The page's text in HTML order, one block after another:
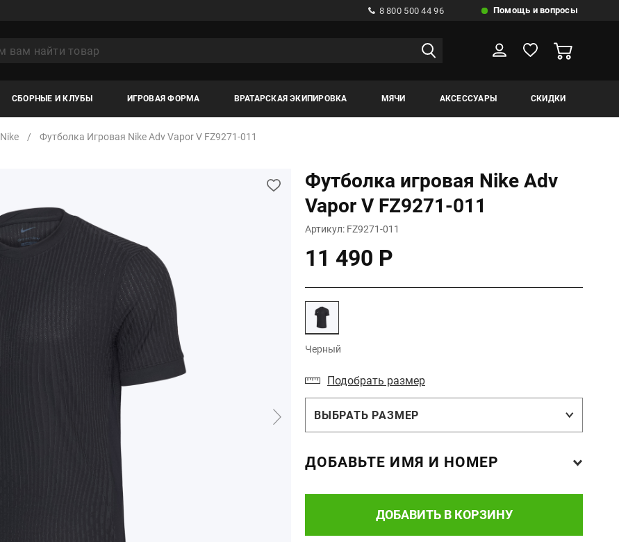
8 800 500 44 96 Помощь и вопросы
СБОРНЫЕ И КЛУБЫ ИГРОВАЯ ФОРМА ВРАТАРСКАЯ ЭКИПИРОВКА МЯЧИ АКСЕССУАРЫ СКИДКИ
Nike Футболка Игровая Nike Adv Vapor V FZ9271-011
Футболка игровая Nike Adv
Vapor V FZ9271-011
Артикул: FZ9271-011
11 490 Р
Черный
Подобрать размер
ВЫБРАТЬ РАЗМЕР
ДОБАВЬТЕ ИМЯ И НОМЕР
ДОБАВИТЬ В КОРЗИНУ